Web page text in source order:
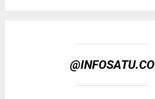
@INFOSATU.CO